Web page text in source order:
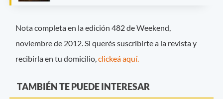
Nota completa en la edición 482 de Weekend,
noviembre de 2012. Si querés suscribirte a la revista y
recibirla en tu domicilio,clickeá aquí.
TAMBIÉN TE PUEDE INTERESAR